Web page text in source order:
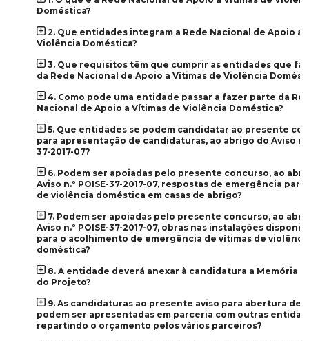
Doméstica?
2. Que entidades integram a Rede Nacional de Apoio a
Violência Doméstica?
3. Que requisitos têm que cumprir as entidades que
da Rede Nacional de Apoio a Vítimas de Violência
4. Como pode uma entidade passar a fazer parte da
Nacional de Apoio a Vítimas de Violência Doméstica?
5. Que entidades se podem candidatar ao presente
para apresentação de candidaturas, ao abrigo do Aviso n.º
37-2017-07?
6. Podem ser apoiadas pelo presente concurso, ao
Aviso n.º POISE-37-2017-07, respostas de emergência
de violência doméstica em casas de abrigo?
7. Podem ser apoiadas pelo presente concurso, ao
Aviso n.º POISE-37-2017-07, obras nas instalações
para o acolhimento de emergência de vítimas de
doméstica?
8. A entidade deverá anexar à candidatura a Memória
do Projeto?
9. As candidaturas ao presente aviso para abertura de
podem ser apresentadas em parceria com outras
repartindo o orçamento pelos vários parceiros?